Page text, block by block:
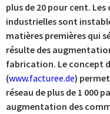
plus de 20 pour cent.
industrielles sont
matières premières qui
résulte des
fabrication. Le concept
(www.facturee.de)
réseau de plus de 1 000
augmentation des